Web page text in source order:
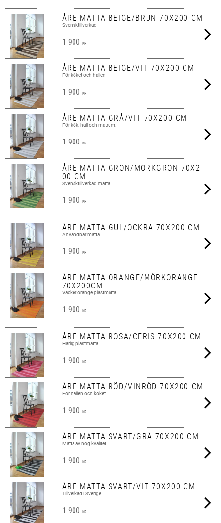
ÅRE MATTA BEIGE/BRUN 70X200 CM
Svensktillverkad
1 900 KR
ÅRE MATTA BEIGE/VIT 70X200 CM
För köket och hallen
1 900 KR
ÅRE MATTA GRÅ/VIT 70X200 CM
För kök, hall och matrum.
1 900 KR
ÅRE MATTA GRÖN/MÖRKGRÖN 70X2
00 CM
Svensktillverkad matta
1 900 KR
ÅRE MATTA GUL/OCKRA 70X200 CM
Användbar matta
1 900 KR
ÅRE MATTA ORANGE/MÖRKORANGE
70X200CM
Vacker orange plastmatta
1 900 KR
ÅRE MATTA ROSA/CERIS 70X200 CM
Härlig plastmatta
1 900 KR
ÅRE MATTA RÖD/VINRÖD 70X200 CM
För hallen och köket
1 900 KR
ÅRE MATTA SVART/GRÅ 70X200 CM
Matta av hög kvalitet
1 900 KR
ÅRE MATTA SVART/VIT 70X200 CM
Tillverkad i Sverige
1 900 KR